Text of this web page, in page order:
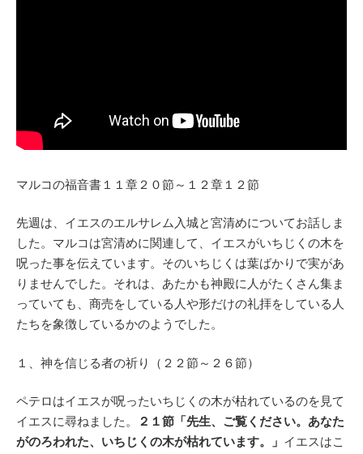
マルコの福音書１１章２０節～１２章１２節
先週は、イエスのエルサレム入城と宮清めについてお話しま
した。マルコは宮清めに関連して、イエスがいちじくの木を
呪った事を伝えています。そのいちじくは葉ばかりで実があ
りませんでした。それは、あたかも神殿に人がたくさん集ま
っていても、商売をしている人や形だけの礼拝をしている人
たちを象徴しているかのようでした。
１、神を信じる者の祈り（２２節～２６節）
ペテロはイエスが呪ったいちじくの木が枯れているのを見て
イエスに尋ねました。
２１節「先生、ご覧ください。あなた
がのろわれた、いちじくの木が枯れています。」 イエスはこ